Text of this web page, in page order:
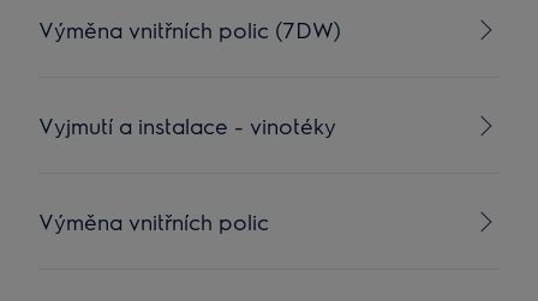
Výměna vnitřních polic (7DW)
Vyjmutí a instalace - vinotéky
Výměna vnitřních polic